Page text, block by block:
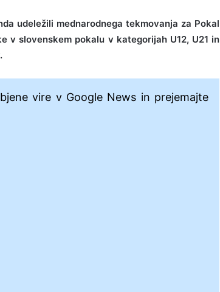
udeležili mednarodnega tekmovanja za Pokal
v slovenskem pokalu v kategorijah U12, U21 in
vire v Google News in prejemajte